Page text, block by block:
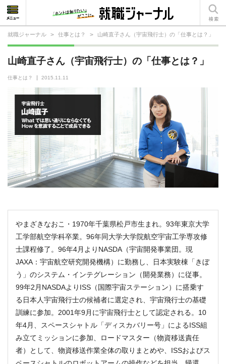
就職ジャーナル > 仕事とは？ > 山崎直子さん（宇宙飛行士）の「仕事とは？」
山崎直子さん（宇宙飛行士）の「仕事とは？」
仕事とは？ 2015.11.11
やまざきなおこ・1970年千葉県松戸市生まれ。93年東京大学
工学部航空学科卒業。96年同大学大学院航空宇宙工学専攻修
士課程修了。96年4月よりNASDA（宇宙開発事業団。現
JAXA：宇宙航空研究開発機構）に勤務し、日本実験棟「きぼ
う」のシステム・インテグレーション（開発業務）に従事。
99年2月NASDAよりISS（国際宇宙ステーション）に搭乗す
る日本人宇宙飛行士の候補者に選定され、宇宙飛行士の基礎
訓練に参加。2001年9月に宇宙飛行士として認定される。10
年4月、スペースシャトル「ディスカバリー号」によるISS組
み立てミッションに参加、ロードマスター（物資移送責任
者）として、物資移送作業全体の取りまとめや、ISSおよびス
就活相談
就活ノウハウ
仕事の選び方・ヒント
仕事とは？
就活コラム